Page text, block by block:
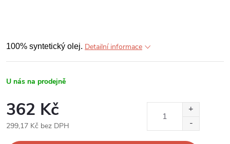
100% syntetický olej. Detailní informace
U nás na prodejně
362 Kč
299,17 Kč bez DPH